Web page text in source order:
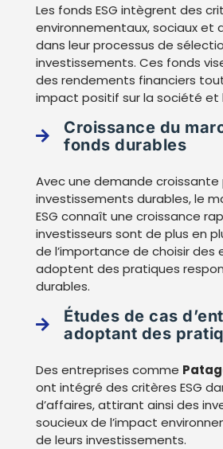
Les fonds ESG intègrent des
environnementaux, sociaux et
dans leur processus de
investissements. Ces fonds
des rendements financiers
impact positif sur la société et
Croissance du
fonds durables
Avec une demande croissante
investissements durables, le
ESG connaît une croissance
investisseurs sont de plus en
de l’importance de choisir des
adoptent des pratiques
durables.
Études de cas
adoptant des
Des entreprises comme
ont intégré des critères ESG
d’affaires, attirant ainsi des
soucieux de l’impact
de leurs investissements.